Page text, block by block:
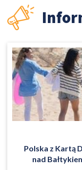
Polska z Kartą
nad